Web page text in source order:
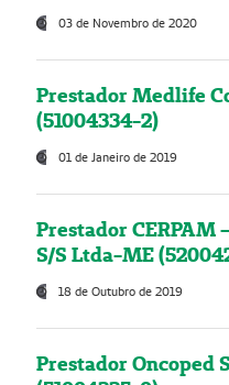
03 de Novembro de 2020
Prestador Medlife
(51004334-2)
01 de Janeiro de 2019
Prestador CERPAM
S/S Ltda-ME
18 de Outubro de 2019
Prestador Oncoped